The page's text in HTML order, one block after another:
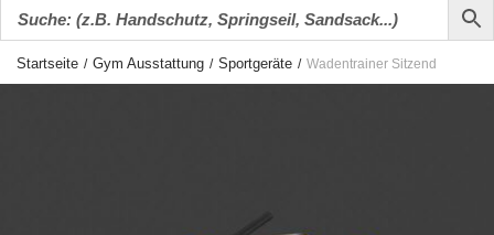
Startseite / Gym Ausstattung / Sportgeräte / Wadentrainer Sitzend